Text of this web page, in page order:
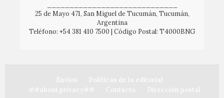
25 de Mayo 471, San Miguel de Tucumán, Tucumán,
Argentina
Teléfono: +54 381 410 7500 | Código Postal: T4000BNG
Envíos
Políticas de la editorial
##about.privacy##
Contacto Dirección postal